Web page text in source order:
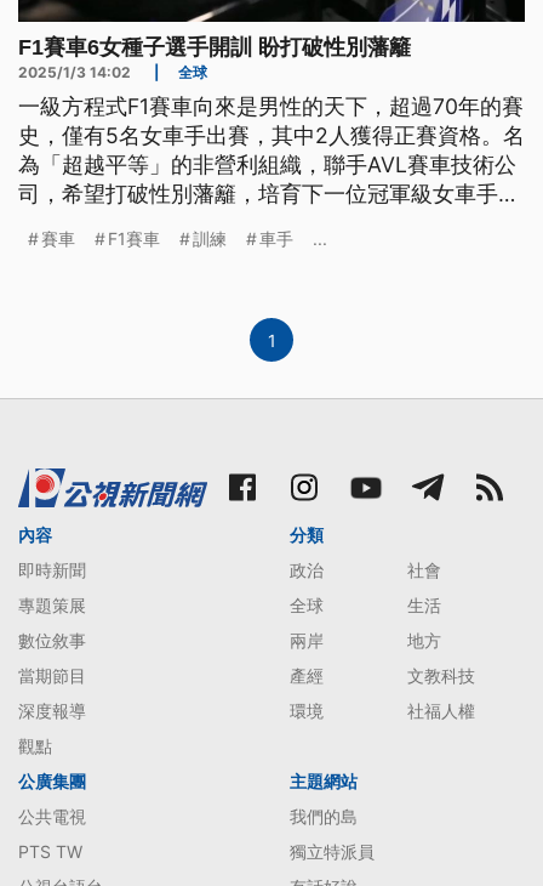
F1賽車6女種子選手開訓 盼打破性別藩籬
2025/1/3 14:02 全球
一級方程式F1賽車向來是男性的天下，超過70年的賽
史，僅有5名女車手出賽，其中2人獲得正賽資格。名
為「超越平等」的非營利組織，聯手AVL賽車技術公
司，希望打破性別藩籬，培育下一位冠軍級女車手。
訓練營，參加為期1年的全面訓練。
賽車 F1賽車 訓練 車手 ...
1
內容
即時新聞
專題策展
數位敘事
當期節目
深度報導
觀點
分類
政治
社會
全球
生活
兩岸
地方
產經
文教科技
環境
社福人權
公廣集團
公共電視
PTS TW
主題網站
我們的島
獨立特派員